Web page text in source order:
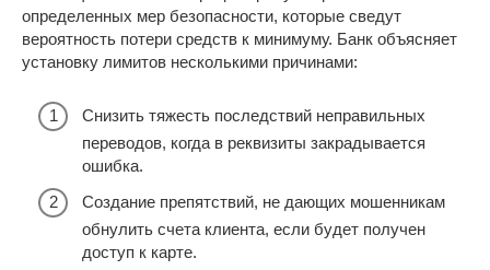
определенных мер безопасности, которые сведут
вероятность потери средств к минимуму. Банк объясняет
установку лимитов несколькими причинами:
Снизить тяжесть последствий неправильных
переводов, когда в реквизиты закрадывается
ошибка.
Создание препятствий, не дающих мошенникам
обнулить счета клиента, если будет получен
доступ к карте.